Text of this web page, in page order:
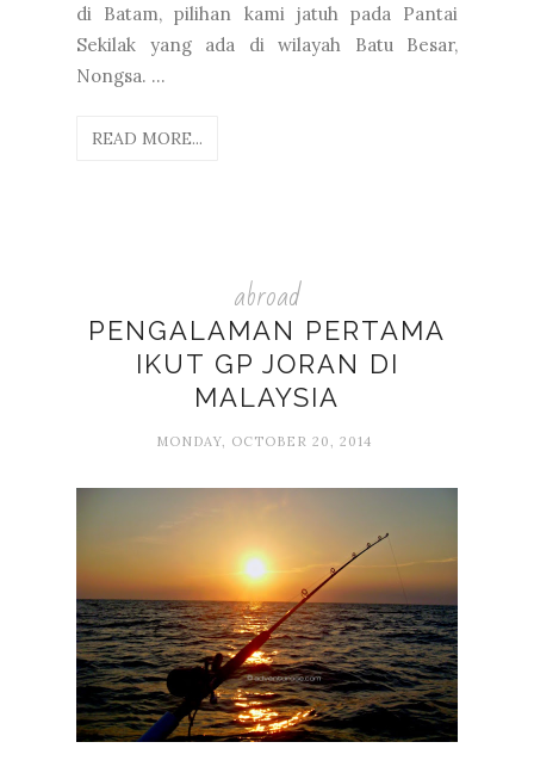
di Batam, pilihan kami jatuh pada Pantai
Sekilak yang ada di wilayah Batu Besar,
Nongsa. ...
READ MORE...
abroad
PENGALAMAN PERTAMA
IKUT GP JORAN DI
MALAYSIA
MONDAY, OCTOBER 20, 2014